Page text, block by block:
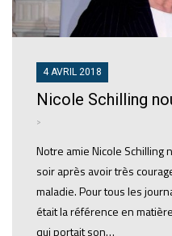
4 AVRIL 2018
Nicole Schilling
>
Notre amie Nicole Schilling
soir après avoir très
maladie. Pour tous les
était la référence en
qui portait son…